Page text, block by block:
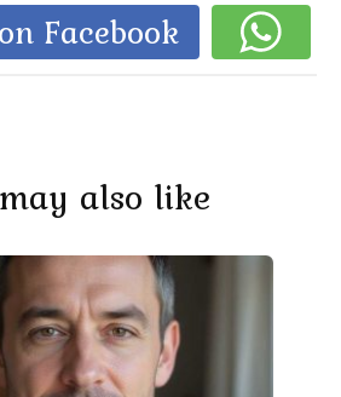
Facebook
also like